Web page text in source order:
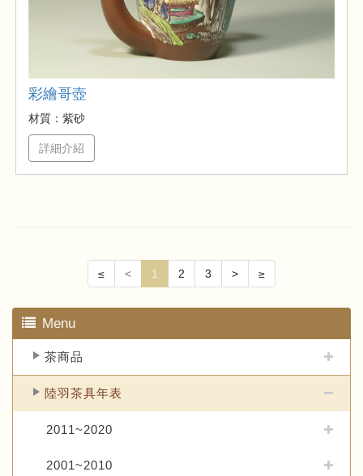
彩繪哥壺
材質：紫砂
詳細介紹
≤ < 1 2 3 > ≥
Menu
茶商品
陸羽茶具年表
2011~2020
2001~2010